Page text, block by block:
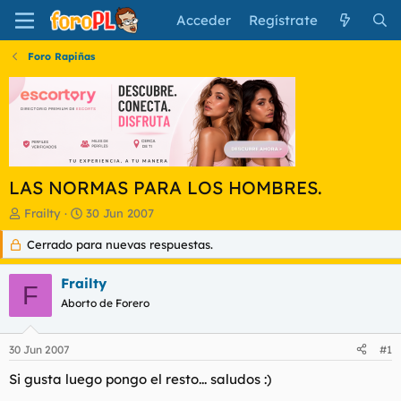
Acceder Regístrate
Foro Rapiñas
LAS NORMAS PARA LOS HOMBRES.
I
n
c
i
a
d
o
d
l
Frailty
F
e
c
h
a
d
e
i
i
30 Jun 2007
Cerrado para nuevas respuestas.
F Frailty
Aborto de Forero
30 Jun 2007 #1
Si gusta luego pongo el resto... saludos :)